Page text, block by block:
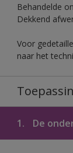
Behandelde
Dekkend
Voor
naar het
1. De